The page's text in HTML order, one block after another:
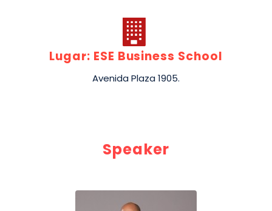


Lugar: ESE Business School
Avenida Plaza 1905.
Speaker